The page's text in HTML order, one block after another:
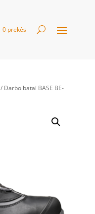
0 prekės
/ Darbo batai BASE BE-